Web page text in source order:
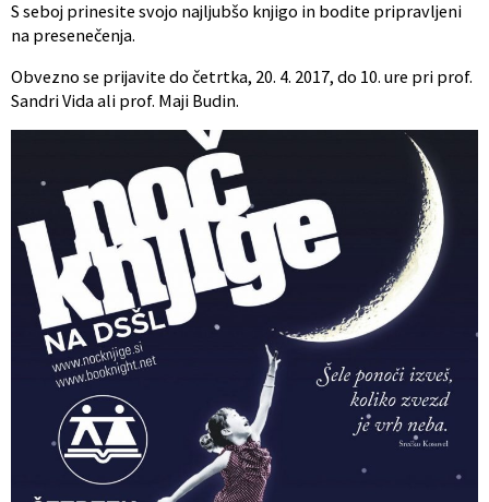
S seboj prinesite svojo najljubšo knjigo in bodite pripravljeni
na presenečenja.
Obvezno se prijavite do četrtka, 20. 4. 2017, do 10. ure pri prof.
Sandri Vida ali prof. Maji Budin.